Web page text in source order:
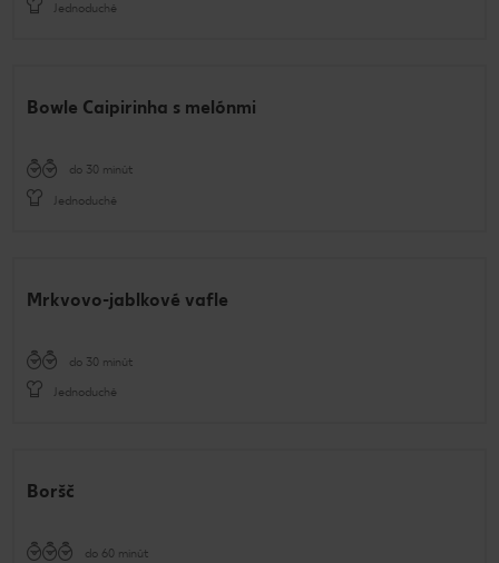
Jednoduché
Bowle Caipirinha s melónmi
do 30 minút
Jednoduché
Mrkvovo-jablkové vafle
do 30 minút
Jednoduché
Boršč
do 60 minút